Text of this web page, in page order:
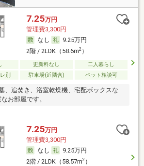
7.25万円
管理費3,300円
なし
9.25万円
2階 / 2LDK（58.6m2）
更新料なし
二人暮らし
別
駐車場(近隣含) ペット相談可
、追焚き、浴室乾燥機、宅配ボックスな
お部屋です。
7.25万円
管理費3,300円
なし
9.25万円
2階 / 2LDK（58.57m2）